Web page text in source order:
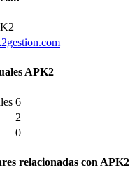
APK2
6
2
0
relacionadas con APK2